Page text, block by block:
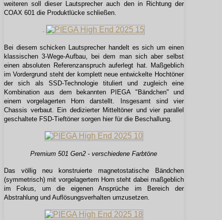
weiteren soll dieser Lautsprecher auch den in Richtung der
COAX 601 die Produktlücke schließen.
Bei diesem schicken Lautsprecher handelt es sich um einen
klassischen 3-Wege-Aufbau, bei dem man sich aber selbst
einen absoluten Referenzanspruch auferlegt hat. Maßgeblich
im Vordergrund steht der komplett neue entwickelte Hochtöner
der sich als SSD-Technologie tituliert und zugleich eine
Kombination aus dem bekannten PIEGA "Bändchen" und
einem vorgelagerten Horn darstellt. Insgesamt sind vier
Chassis verbaut. Ein dedizierter Mitteltöner und vier parallel
geschaltete FSD-Tieftöner sorgen hier für die Beschallung.
Premium 501 Gen2 - verschiedene Farbtöne
Das völlig neu konstruierte magnetostatische Bändchen
(symmetrisch) mit vorgelagertem Horn steht dabei maßgeblich
im Fokus, um die eigenen Ansprüche im Bereich der
Abstrahlung und Auflösungsverhalten umzusetzen.